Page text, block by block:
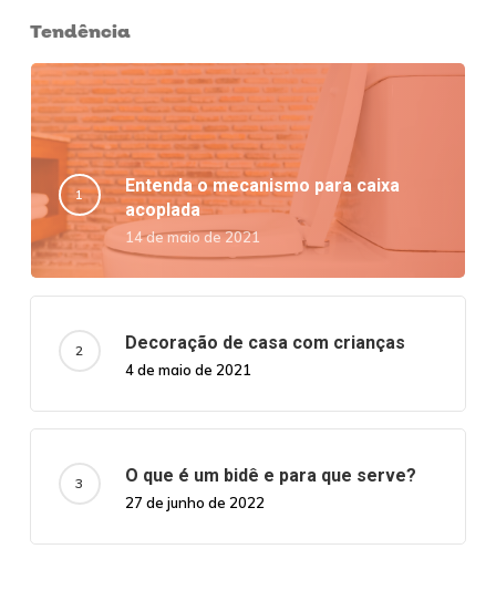
Tendência
Entenda o mecanismo para caixa
acoplada
14 de maio de 2021
Decoração de casa com crianças
4 de maio de 2021
O que é um bidê e para que serve?
27 de junho de 2022